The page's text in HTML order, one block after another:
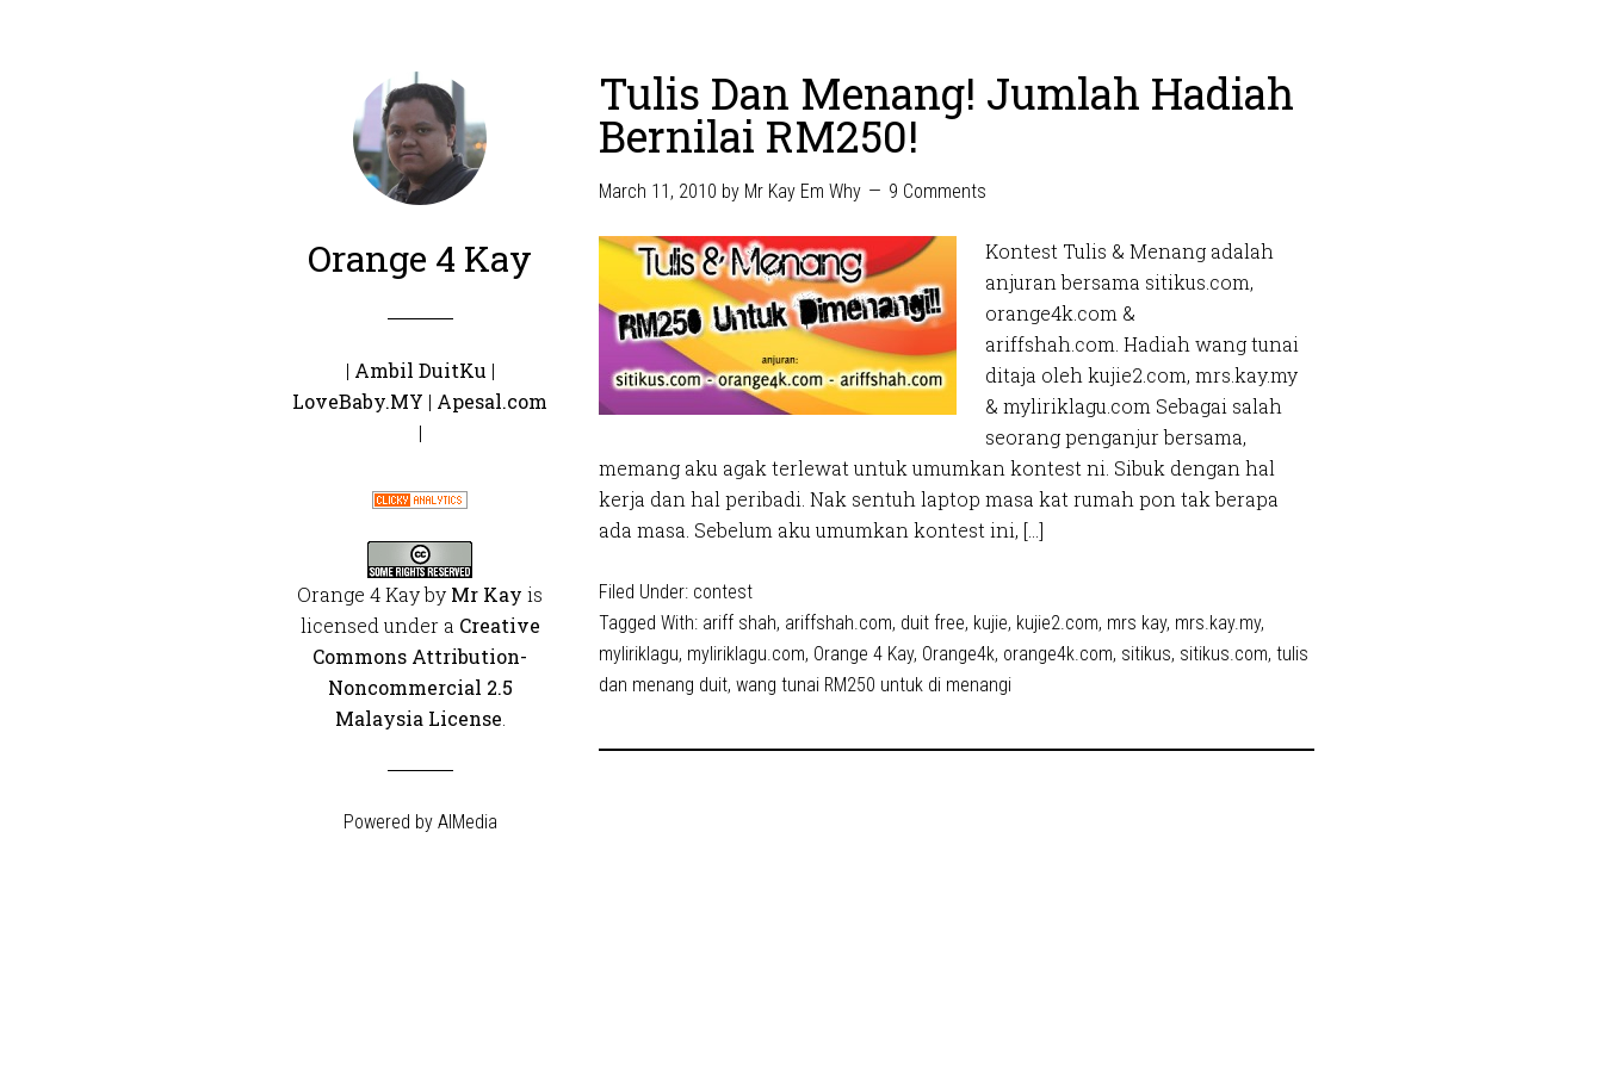
Orange 4 Kay
| Ambil DuitKu |
LoveBaby.MY | Apesal.com
|
Orange 4 Kayby Mr Kay is
licensed under a Creative
Commons Attribution-
Noncommercial 2.5
Malaysia License
Powered by AIMedia
Tulis Dan Menang! Jumlah Hadiah
Bernilai RM250!
March 11, 2010 by Mr Kay Em Why 9 Comments
Kontest Tulis & Menang adalah
anjuran bersama sitikus.com,
orange4k.com &
ariffshah.com. Hadiah wang tunai
ditaja oleh kujie2.com, mrs.kay.my
& myliriklagu.com Sebagai salah
seorang penganjur bersama,
memang aku agak terlewat untuk umumkan kontest ni. Sibuk dengan hal
kerja dan hal peribadi. Nak sentuh laptop masa kat rumah pon tak berapa
ada masa. Sebelum aku umumkan kontest ini, […]
Filed Under: contest
Tagged With: ariff shah, ariffshah.com, duit free, kujie, kujie2.com, mrs kay, mrs.kay.my,
myliriklagu, myliriklagu.com, Orange 4 Kay, Orange4k, orange4k.com, sitikus, sitikus.com, tulis
dan menang duit, wang tunai RM250 untuk di menangi